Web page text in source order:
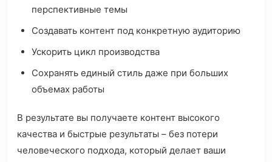
перспективные темы
Создавать контент под конкретную аудиторию
Ускорить цикл производства
Сохранять единый стиль даже при больших
объемах работы
В результате вы получаете контент высокого
качества и быстрые результаты – без потери
человеческого подхода, который делает ваши